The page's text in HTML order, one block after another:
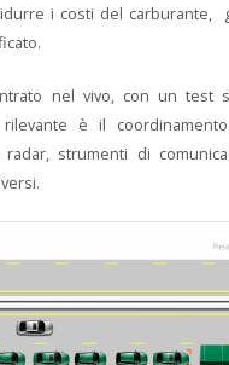
i costi del carburante,
nel vivo, con un test
è il
radar, strumenti di